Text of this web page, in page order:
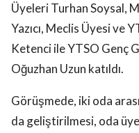
Üyeleri Turhan Soysal,
Yazıcı, Meclis Üyesi ve
Ketenci ile YTSO Genç
Oğuzhan Uzun katıldı.
Görüşmede, iki oda
da geliştirilmesi, oda